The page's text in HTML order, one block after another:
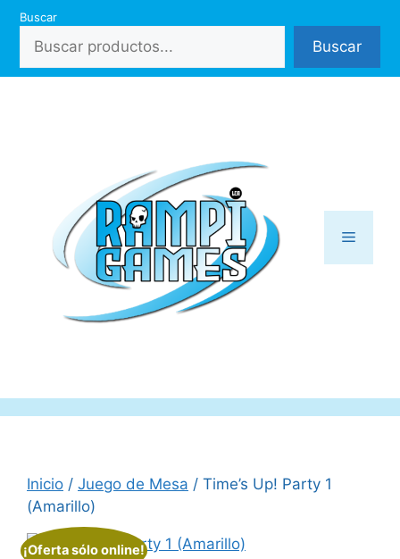
Saltar
contenido
Buscar
Buscar
Menú
Inicio / Juego de Mesa / Time’s Up! Party 1
(Amarillo)
¡Oferta sólo online!